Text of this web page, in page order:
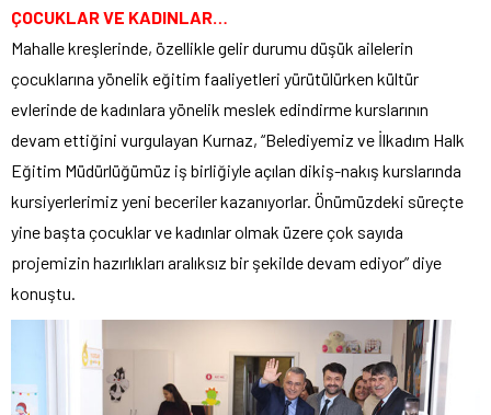
ÇOCUKLAR VE KADINLAR…
Mahalle kreşlerinde, özellikle gelir durumu düşük ailelerin
çocuklarına yönelik eğitim faaliyetleri yürütülürken kültür
evlerinde de kadınlara yönelik meslek edindirme kurslarının
devam ettiğini vurgulayan Kurnaz, “Belediyemiz ve İlkadım Halk
Eğitim Müdürlüğümüz iş birliğiyle açılan dikiş-nakış kurslarında
kursiyerlerimiz yeni beceriler kazanıyorlar. Önümüzdeki süreçte
yine başta çocuklar ve kadınlar olmak üzere çok sayıda
projemizin hazırlıkları aralıksız bir şekilde devam ediyor” diye
konuştu.